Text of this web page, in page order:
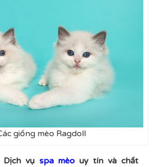
giống mèo Ragdoll
Dịch vụ spa mèo uy tín và chất